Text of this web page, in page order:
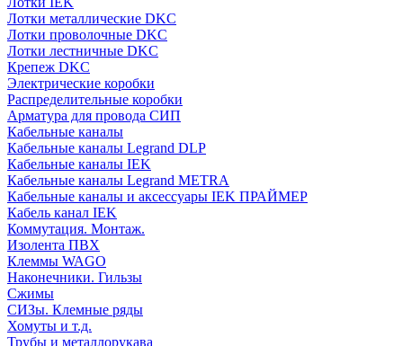
Лотки металлические DKC
Лотки проволочные DKC
Лотки лестничные DKC
Крепеж DKC
Электрические коробки
Распределительные коробки
Арматура для провода СИП
Кабельные каналы
Кабельные каналы Legrand DLP
Кабельные каналы IEK
Кабельные каналы Legrand METRA
Кабельные каналы и аксессуары IEK ПРАЙМЕР
Кабель канал IEK
Коммутация. Монтаж.
Изолента ПВХ
Клеммы WAGO
Наконечники. Гильзы
Сжимы
СИЗы. Клемные ряды
Хомуты и т.д.
Трубы и металлорукава